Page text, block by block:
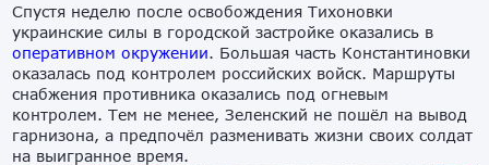
Спустя неделю после освобождения Тихоновки
украинские силы в городской застройке оказались в
оперативном окружении. Большая часть Константиновки
оказалась под контролем российских войск. Маршруты
снабжения противника оказались под огневым
контролем. Тем не менее, Зеленский не пошёл на вывод
гарнизона, а предпочёл разменивать жизни своих солдат
на выигранное время.